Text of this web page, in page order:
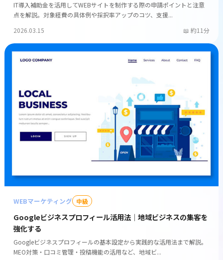
IT導入補助金を活用してWEBサイトを制作する際の申請ポイントと注意
点を解説。対象経費の具体例や採択率アップのコツ、支援...
2026.03.15
約11分
WEBマーケティング 中級
Googleビジネスプロフィール活用法｜地域ビジネスの集客を
強化する
Googleビジネスプロフィールの基本設定から実践的な活用法まで解説。
MEO対策・口コミ管理・投稿機能の活用など、地域ビ...